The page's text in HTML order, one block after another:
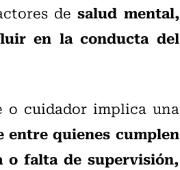
desalud mental,
en la conducta del
o cuidador implica una
quienes cumplen
o falta de supervisión,